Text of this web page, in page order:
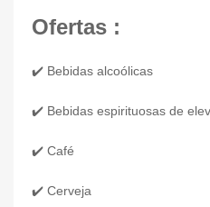
Ofertas :
✔️ Bebidas alcoólicas
✔️ Bebidas espirituosas de
✔️ Café
✔️ Cerveja